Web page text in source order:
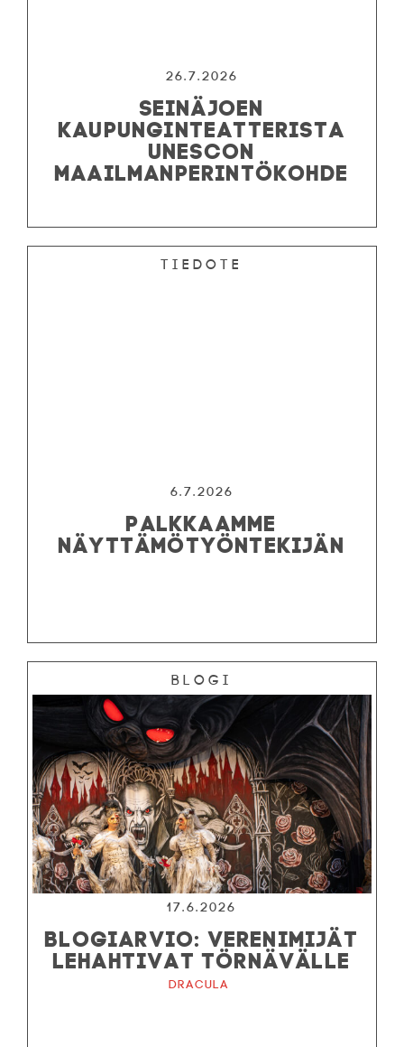
26.7.2026
SEINÄJOEN
KAUPUNGINTEATTERISTA
UNESCON
MAAILMANPERINTÖKOHDE
Tiedote
6.7.2026
PALKKAAMME
NÄYTTÄMÖTYÖNTEKIJÄN
Blogi
17.6.2026
BLOGIARVIO: VERENIMIJÄT
LEHAHTIVAT TÖRNÄVÄLLE
Dracula